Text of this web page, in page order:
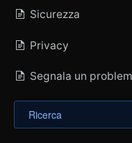
Sicurezza
Privacy
Segnala un